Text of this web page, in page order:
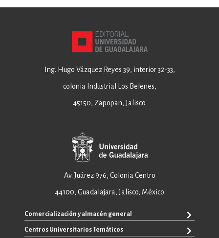
Ing. Hugo Vázquez Reyes 39, interior 32-33,
colonia Industrial Los Belenes,
45150, Zapopan, Jalisco.
Av. Juárez 976, Colonia Centro
44100, Guadalajara, Jalisco, México
Comercialización y almacén general
+52 33 3640 6326
Centros Universitarios Temáticos